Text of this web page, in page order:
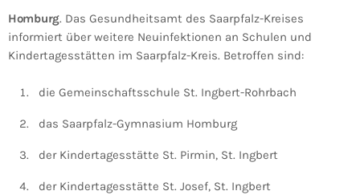
Homburg. Das Gesundheitsamt des Saarpfalz-Kreises
informiert über weitere Neuinfektionen an Schulen und
Kindertagesstätten im Saarpfalz-Kreis. Betroffen sind:
die Gemeinschaftsschule St. Ingbert-Rohrbach
das Saarpfalz-Gymnasium Homburg
der Kindertagesstätte St. Pirmin, St. Ingbert
der Kindertagesstätte St. Josef, St. Ingbert